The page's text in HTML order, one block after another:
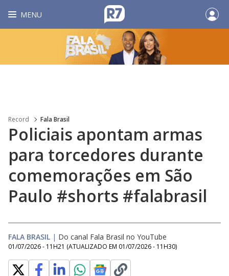
MENU
Record Fala Brasil
Policiais apontam armas
para torcedores durante
comemorações em São
Paulo #shorts #falabrasil
FALA BRASIL | Do canal Fala Brasil no YouTube
01/07/2026 - 11H21 (ATUALIZADO EM 01/07/2026 - 11H30)